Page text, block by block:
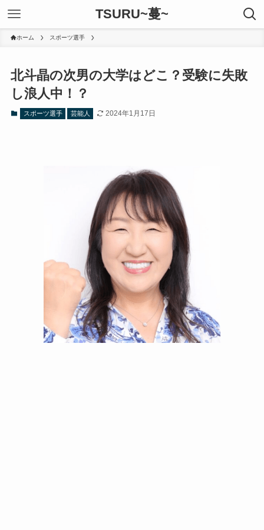
TSURU~蔓~
ホーム スポーツ選手
北斗晶の次男の大学はどこ？受験に失敗
し浪人中！？
スポーツ選手 芸能人 2024年1月17日